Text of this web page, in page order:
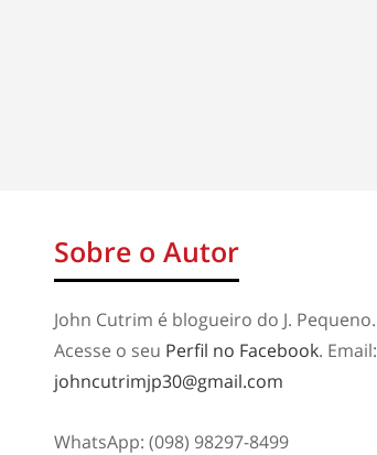
Sobre o Autor
John Cutrim é blogueiro do J. Pequeno.
Acesse o seu Perfil no Facebook. Email:
johncutrimjp30@gmail.com
WhatsApp: (098) 98297-8499